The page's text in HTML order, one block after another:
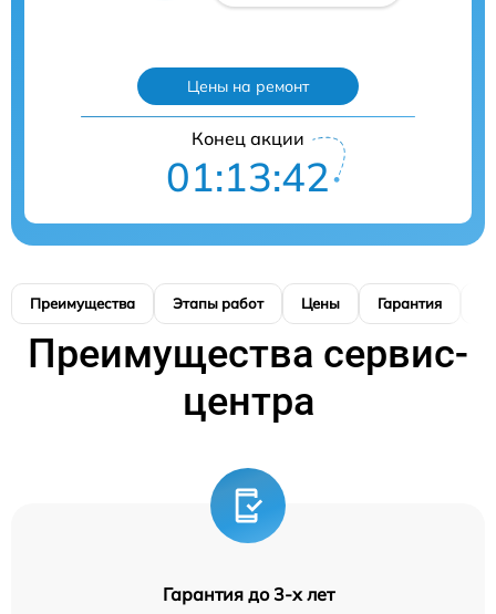
Цены на ремонт
Конец акции
01:13:41
Преимущества Этапы работ Цены Гарантия
Преимущества сервис-
центра
Гарантия до 3-х лет